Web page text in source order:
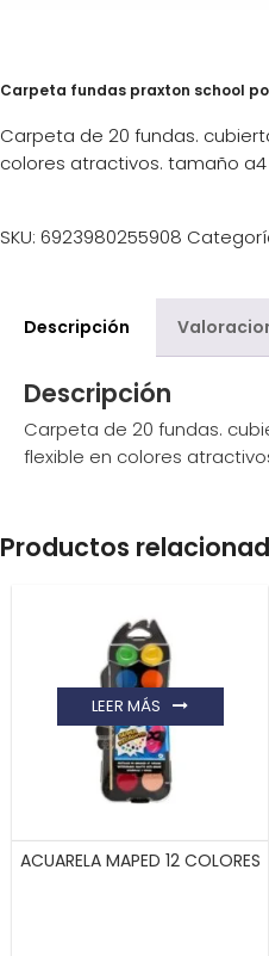
Carpeta fundas praxton school
Carpeta de 20 fundas.
colores atractivos. tamaño a4
SKU: 6923980255908
Descripción
Descripción
Carpeta de 20 fundas.
flexible en colores
Productos
ACUARELA MAPED 12 COLORES
LEER MÁS